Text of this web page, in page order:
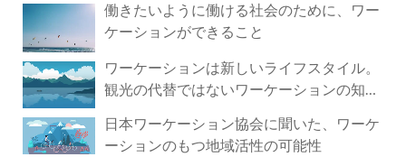
働きたいように働ける社会のために、ワー
ケーションができること
ワーケーションは新しいライフスタイル。
観光の代替ではないワーケーションの知ら
日本ワーケーション協会に聞いた、ワーケ
ーションのもつ地域活性の可能性